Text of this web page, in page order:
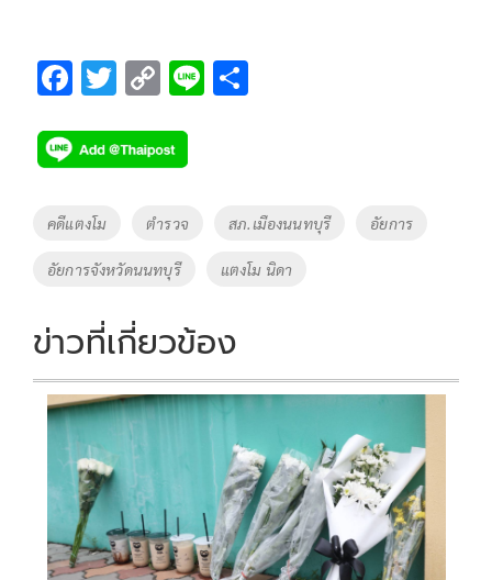
F
e
b
o
k
T
tt
er
C
p
y
Li
n
k
Li
Tags
คดีแตงโม ตำรวจ สภ.เมืองนนทบุรี อัยการ
อัยการจังหวัดนนทบุรี แตงโม นิดา
ข่าวที่เกี่ยวข้อง